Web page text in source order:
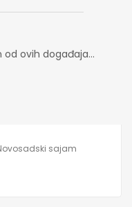
ovih događaja...
sajam